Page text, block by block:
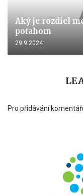
Aký je rozdiel
poťahom
29.9.2024
Pro přidávání